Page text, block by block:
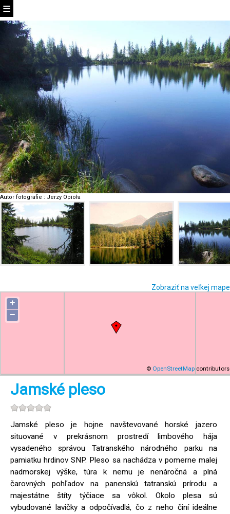
Autor fotografie : Jerzy Opioła
Zobraziť na veľkej mape
+
−
© OpenStreetMap contributors
Jamské pleso
Jamské pleso je hojne navštevované horské jazero
situované v prekrásnom prostredí limbového hája
vysadeného správou Tatranského národného parku na
pamiatku hrdinov SNP. Pleso sa nachádza v pomerne malej
nadmorskej výške, túra k nemu je nenáročná a plná
čarovných pohľadov na panenskú tatranskú prírodu a
majestátne štíty týčiace sa vôkol. Okolo plesa sú
vybudované lavičky a odpočívadlá, čo z neho činí ideálne